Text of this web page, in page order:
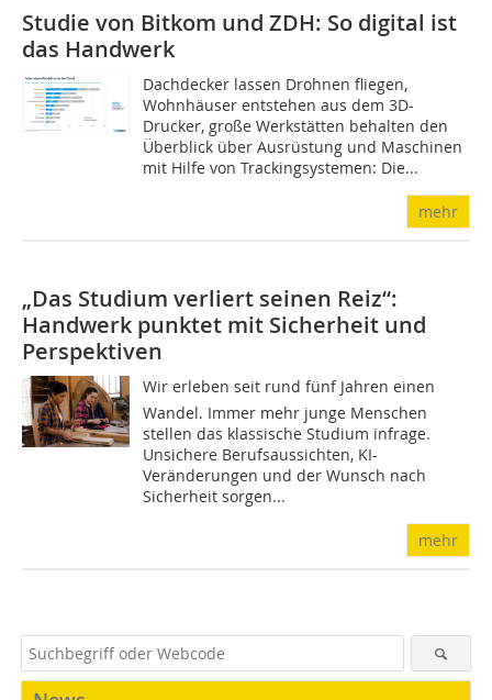
Studie von Bitkom und ZDH: So digital ist
das Handwerk
Dachdecker lassen Drohnen fliegen,
Wohnhäuser entstehen aus dem 3D-
Drucker, große Werkstätten behalten den
Überblick über Ausrüstung und Maschinen
mit Hilfe von Trackingsystemen: Die...
mehr
„Das Studium verliert seinen Reiz“:
Handwerk punktet mit Sicherheit und
Perspektiven
Wir erleben seit rund fünf Jahren einen
Wandel. Immer mehr junge Menschen
stellen das klassische Studium infrage.
Unsichere Berufsaussichten, KI-
Veränderungen und der Wunsch nach
Sicherheit sorgen...
mehr